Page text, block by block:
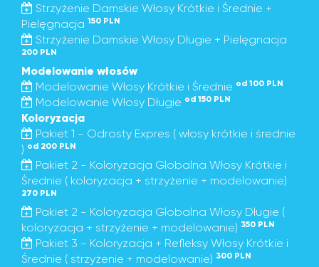
Strzyżenie Damskie Włosy Krótkie i Średnie +
Pielęgnacja 150 PLN
Strzyżenie Damskie Włosy Długie + Pielęgnacja
200 PLN
Modelowanie włosów
Modelowanie Włosy Krótkie i Średnie od 100 PLN
Modelowanie Włosy Długie od 150 PLN
Koloryzacja
Pakiet 1 - Odrosty Expres ( włosy krótkie i średnie
) od 200 PLN
Pakiet 2 - Koloryzacja Globalna Włosy Krótkie i
Średnie ( koloryzacja + strzyżenie + modelowanie)
270 PLN
Pakiet 2 - Koloryzacja Globalna Włosy Długie (
koloryzacja + strzyżenie + modelowanie) 350 PLN
Pakiet 3 - Koloryzacja + Refleksy Włosy Krótkie i
Średnie ( strzyżenie + modelowanie) 300 PLN